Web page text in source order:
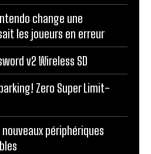
change une
les joueurs en erreur
v2 Wireless SD
Zero Super Limit-
nouveaux périphériques